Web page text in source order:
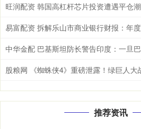
旺润配资 韩国高杠杆芯片投资遭遇平仓
股粮网 《蜘蛛侠4》重磅泄露！绿巨人大
推荐资讯